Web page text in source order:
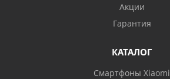
Акции
Гарантия
КАТАЛОГ
Смартфоны Xiaomi